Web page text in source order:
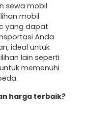
sewa mobil
mobil
yang dapat
Anda
ideal untuk
lain seperti
memenuhi
harga terbaik?